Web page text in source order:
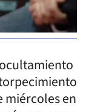
miércoles en